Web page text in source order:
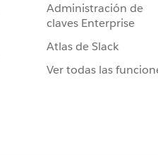
Administración de
claves Enterprise
Atlas de Slack
Ver todas las